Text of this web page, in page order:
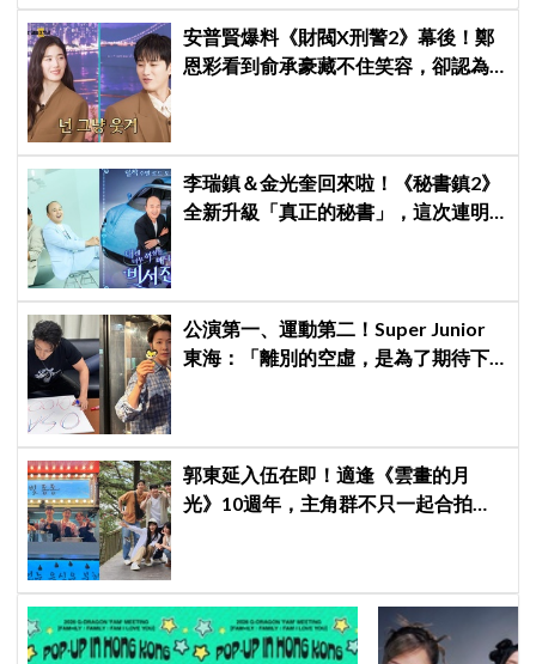
安普賢爆料《財閥X刑警2》幕後！鄭
恩彩看到俞承豪藏不住笑容，卻認為
李瑞鎮＆金光奎回來啦！《秘書鎮2》
全新升級「真正的秘書」，這次連明
公演第一、運動第二！Super Junior
東海：「離別的空虛，是為了期待下
郭東延入伍在即！適逢《雲畫的月
光》10週年，主角群不只一起合拍畫